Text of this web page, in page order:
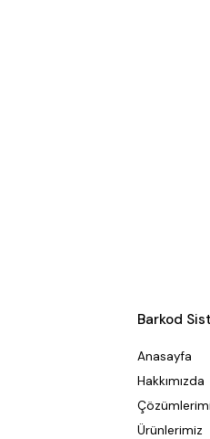
Barkod
Anasayfa
Hakkımızda
Ürünlerimiz